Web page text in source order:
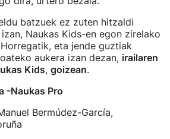
batzuek ez zuten hitzaldi
Naukas Kids-en egon zirelako
eta jende guztiak
aukera izan dezan, irailaren
Kids, goizean.
-Naukas Pro
Bermúdez-García,